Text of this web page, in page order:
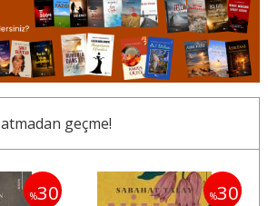
geçme!
%30 %30